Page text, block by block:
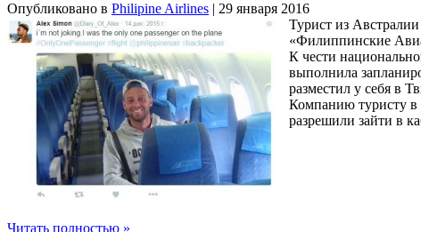
Опубликовано в Philipine Airlines | 29 января 2016
Турист из
«Филиппинские
К чести
выполнила
разместил у себя в
Компанию туристу в
разрешили зайти в
Читать полностью »